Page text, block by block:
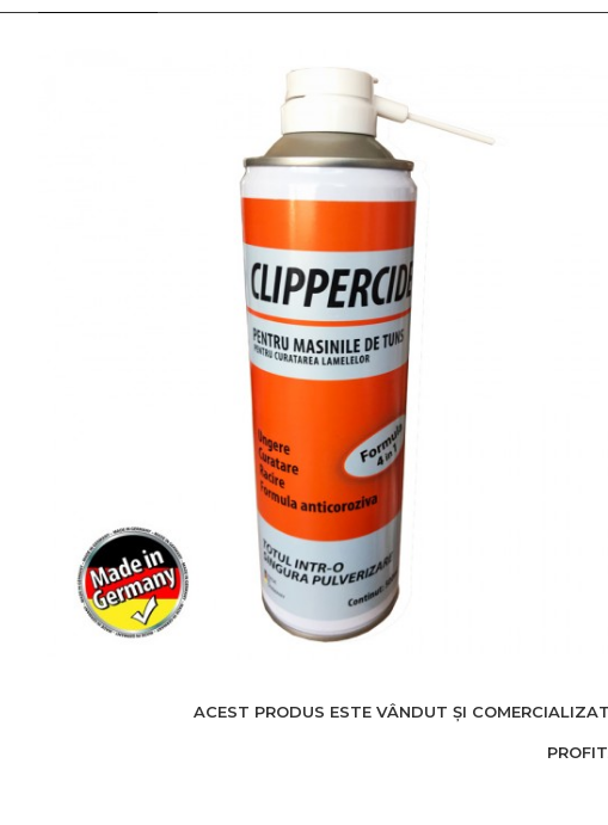
ACEST PRODUS ESTE VÂNDUT ȘI